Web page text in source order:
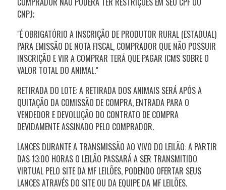
CNPJ;
"É OBRIGATÓRIO A INSCRIÇÃO DE PRODUTOR RURAL (ESTADUAL)
PARA EMISSÃO DE NOTA FISCAL, COMPRADOR QUE NÃO POSSUIR
INSCRIÇÃO E VIR A COMPRAR TERÁ QUE PAGAR ICMS SOBRE O
VALOR TOTAL DO ANIMAL."
RETIRADA DO LOTE: A RETIRADA DOS ANIMAIS SERÁ APÓS A
QUITAÇÃO DA COMISSÃO DE COMPRA, ENTRADA PARA O
VENDEDOR E DEVOLUÇÃO DO CONTRATO DE COMPRA
DEVIDAMENTE ASSINADO PELO COMPRADOR.
LANCES DURANTE A TRANSMISSÃO AO VIVO DO LEILÃO: A PARTIR
DAS13:00 HORAS O LEILÃO PASSARÁ A SER TRANSMITIDO
VIRTUAL PELO SITE DA MF LEILÕES, PODENDO OFERTAR SEUS
LANCES ATRAVÉS DO SITE OU DA EQUIPE DA MF LEILÕES.